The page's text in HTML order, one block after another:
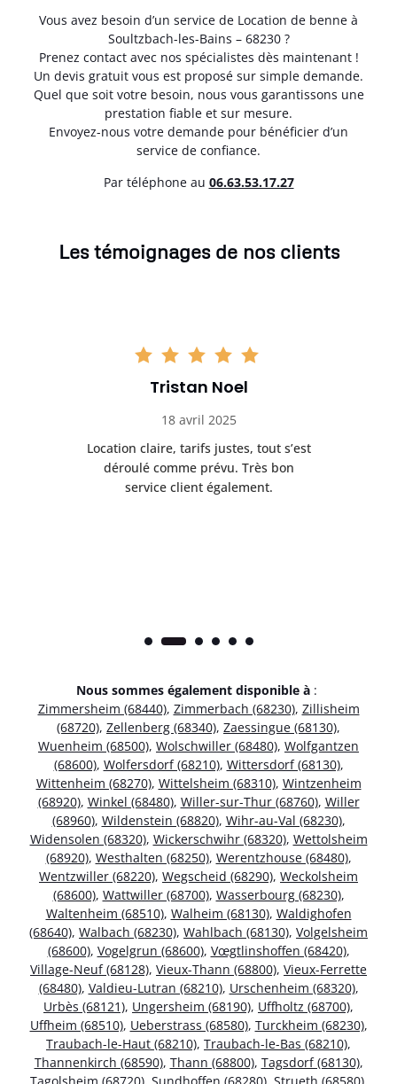
Vous avez besoin d’un service de Location de benne à
Soultzbach-les-Bains – 68230 ?
Prenez contact avec nos spécialistes dès maintenant !
Un devis gratuit vous est proposé sur simple demande.
Quel que soit votre besoin, nous vous garantissons une
prestation fiable et sur mesure.
Envoyez-nous votre demande pour bénéficier d’un
service de confiance.
Par téléphone au 06.63.53.17.27
Les témoignages de nos clients
Tristan Noel
18 avril 2025
Location claire, tarifs justes, tout s’est
déroulé comme prévu. Très bon
service client également.
Nous sommes également disponible à :
Zimmersheim (68440), Zimmerbach (68230), Zillisheim
(68720), Zellenberg (68340), Zaessingue (68130),
Wuenheim (68500), Wolschwiller (68480), Wolfgantzen
(68600), Wolfersdorf (68210), Wittersdorf (68130),
Wittenheim (68270), Wittelsheim (68310), Wintzenheim
(68920), Winkel (68480), Willer-sur-Thur (68760), Willer
(68960), Wildenstein (68820), Wihr-au-Val (68230),
Widensolen (68320), Wickerschwihr (68320), Wettolsheim
(68920), Westhalten (68250), Werentzhouse (68480),
Wentzwiller (68220), Wegscheid (68290), Weckolsheim
(68600), Wattwiller (68700), Wasserbourg (68230),
Waltenheim (68510), Walheim (68130), Waldighofen
(68640), Walbach (68230), Wahlbach (68130), Volgelsheim
(68600), Vogelgrun (68600), Vœgtlinshoffen (68420),
Village-Neuf (68128), Vieux-Thann (68800), Vieux-Ferrette
(68480), Valdieu-Lutran (68210), Urschenheim (68320),
Urbès (68121), Ungersheim (68190), Uffholtz (68700),
Uffheim (68510), Ueberstrass (68580), Turckheim (68230),
Traubach-le-Haut (68210), Traubach-le-Bas (68210),
Thannenkirch (68590), Thann (68800), Tagsdorf (68130),
Tagolsheim (68720), Sundhoffen (68280), Strueth (68580),